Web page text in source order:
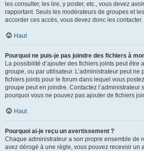
les consulter, les lire, y poster, etc., vous devez
rapportant. Seuls les modérateurs de groupes et
accorder ces accès, vous devez donc les contacter.
Haut
Pourquoi ne puis-je pas joindre des fichiers à
La possibilité d’ajouter des fichiers joints peut être
groupe, ou par utilisateur. L’administrateur peut ne
fichiers joints pour le forum dans lequel vous
groupe peut en joindre. Contactez l’administrateur
pourquoi vous ne pouvez pas ajouter de fichiers
Haut
Pourquoi ai-je reçu un avertissement ?
Chaque administrateur a son propre ensemble de
avez dérogé à une règle, vous pouvez recevoir un